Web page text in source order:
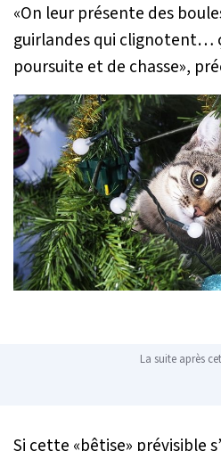
«On leur présente des
guirlandes qui clignotent…
poursuite et de chasse»,
La suite après
Si cette «bêtise» prévisible